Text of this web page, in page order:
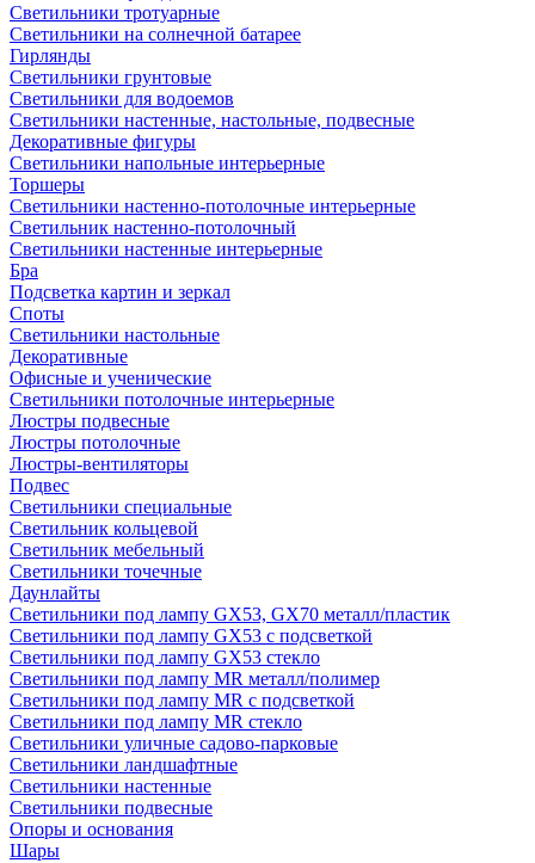
Светильники тротуарные
Светильники на солнечной батарее
Гирлянды
Светильники грунтовые
Светильники для водоемов
Светильники настенные, настольные, подвесные
Декоративные фигуры
Светильники напольные интерьерные
Торшеры
Светильники настенно-потолочные интерьерные
Светильник настенно-потолочный
Светильники настенные интерьерные
Бра
Подсветка картин и зеркал
Споты
Светильники настольные
Декоративные
Офисные и ученические
Светильники потолочные интерьерные
Люстры подвесные
Люстры потолочные
Люстры-вентиляторы
Подвес
Светильники специальные
Светильник кольцевой
Светильник мебельный
Светильники точечные
Даунлайты
Светильники под лампу GX53, GX70 металл/пластик
Светильники под лампу GX53 с подсветкой
Светильники под лампу GX53 стекло
Светильники под лампу MR металл/полимер
Светильники под лампу MR с подсветкой
Светильники под лампу MR стекло
Светильники уличные садово-парковые
Светильники ландшафтные
Светильники настенные
Светильники подвесные
Опоры и основания
Шары